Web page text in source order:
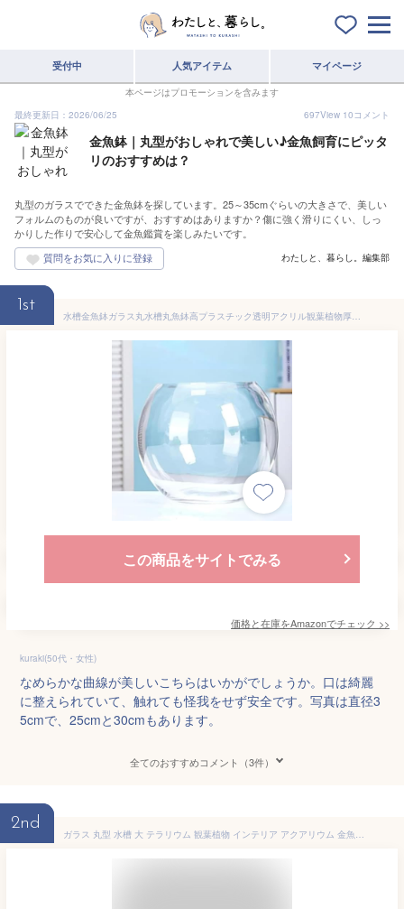
受付中 人気アイテム マイページ
本ページはプロモーションを含みます
最終更新日：2026/06/25
697View 10コメント
金魚鉢｜丸型がおしゃれで美しい♪金魚飼育にピッタ
リのおすすめは？
丸型のガラスでできた金魚鉢を探しています。25～35cmぐらいの大きさで、美しい
フォルムのものが良いですが、おすすめはありますか？傷に強く滑りにくい、しっ
かりした作りで安心して金魚鑑賞を楽しみたいです。
わたしと、暮らし。編集部
1st
水槽金魚鉢ガラス丸水槽丸魚鉢高プラスチック透明アクリル観葉植物厚透明ガラス水耕大容量おしゃれインテリア水耕栽培植物魚好き (35cm)
この商品をサイトでみる
価格と在庫をAmazonでチェック >>
kuraki(50代・女性)
なめらかな曲線が美しいこちらはいかがでしょうか。口は綺麗
に整えられていて、触れても怪我をせず安全です。写真は直径3
5cmで、25cmと30cmもあります。
全てのおすすめコメント（3件）
2nd
ガラス 丸型 水槽 大 テラリウム 観葉植物 インテリア アクアリウム 金魚鉢 にも( 22cm)